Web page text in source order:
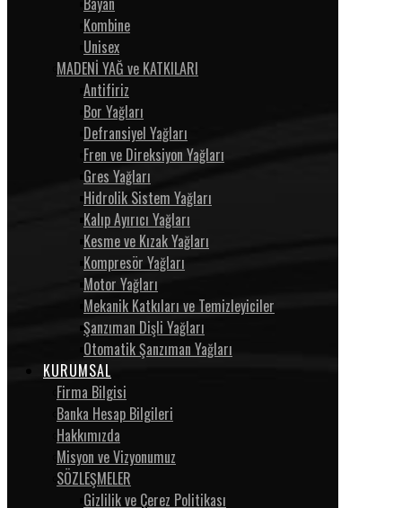
Kombine
Unisex
MADENİ YAĞ ve KATKILARI
Antifiriz
Bor Yağları
Defransiyel Yağları
Fren ve Direksiyon Yağları
Gres Yağları
Hidrolik Sistem Yağları
Kalıp Ayırıcı Yağları
Kesme ve Kızak Yağları
Kompresör Yağları
Motor Yağları
Mekanik Katkıları ve Temizleyiciler
Şanzıman Dişli Yağları
Otomatik Şanzıman Yağları
KURUMSAL
Firma Bilgisi
Banka Hesap Bilgileri
Hakkımızda
Misyon ve Vizyonumuz
SÖZLEŞMELER
Gizlilik ve Çerez Politikası